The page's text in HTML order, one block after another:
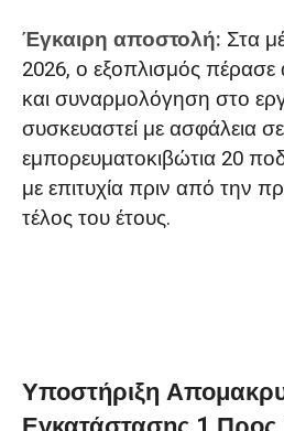
Έγκαιρη αποστολή: Στα
2026, ο εξοπλισμός πέρασε
και συναρμολόγηση στο
συσκευαστεί με ασφάλεια σε
εμπορευματοκιβώτια 20
με επιτυχία πριν από την
τέλος του έτους.
Υποστήριξη